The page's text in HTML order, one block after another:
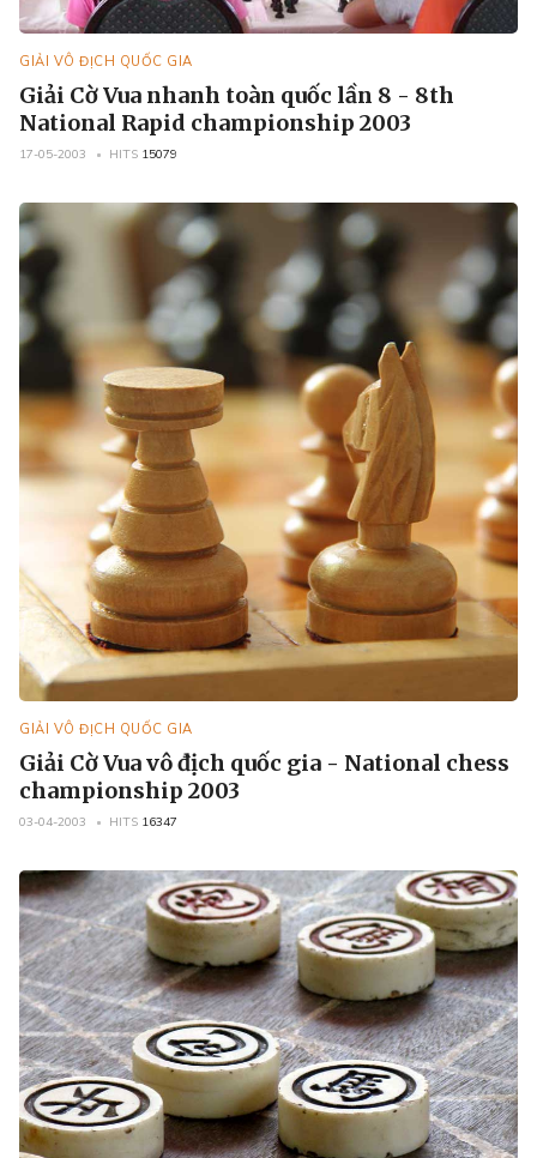
GIẢI VÔ ĐỊCH QUỐC GIA
Giải Cờ Vua nhanh toàn quốc lần 8 - 8th
National Rapid championship 2003
17-05-2003 HITS 15079
GIẢI VÔ ĐỊCH QUỐC GIA
Giải Cờ Vua vô địch quốc gia - National chess
championship 2003
03-04-2003 HITS 16347